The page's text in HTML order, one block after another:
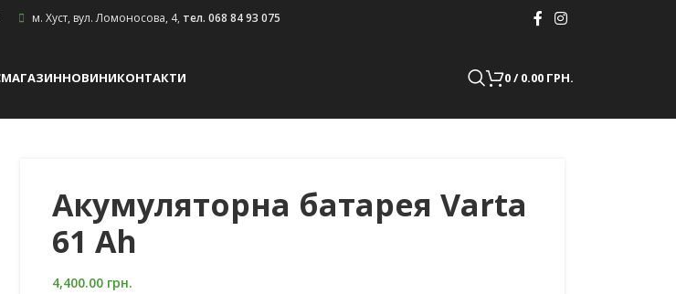
м. Хуст, вул. Ломоносова, 4, тел. 068 84 93 075
МАГАЗИННОВИНИКОНТАКТИ 0/ 0.00 ГРН.
Акумуляторна батарея Varta
61 Ah
4,400.00 грн.